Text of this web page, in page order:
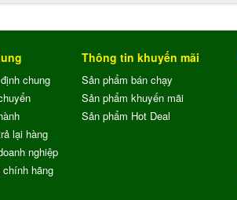
chung
lại hàng
nghiệp
hãng
Thông tin khuyến mãi
Sản phẩm bán chạy
Sản phẩm khuyến mãi
Sản phẩm Hot Deal